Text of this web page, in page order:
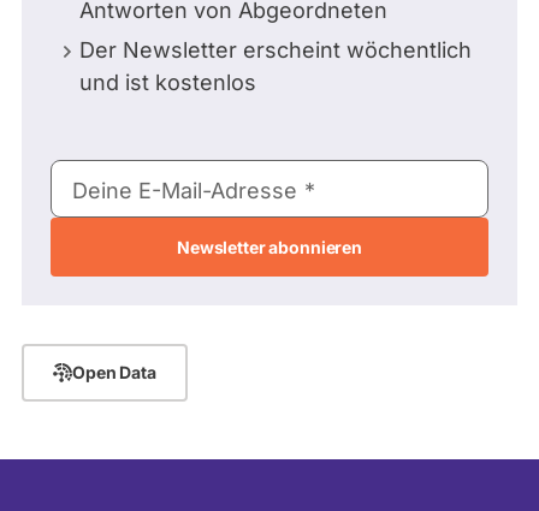
Antworten von Abgeordneten
Der Newsletter erscheint wöchentlich
und ist kostenlos
E-
Mail-
Deine E-Mail-Adresse
Open Data